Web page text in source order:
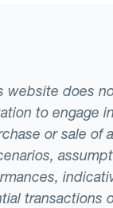
website does
to engage
or sale of
transactions